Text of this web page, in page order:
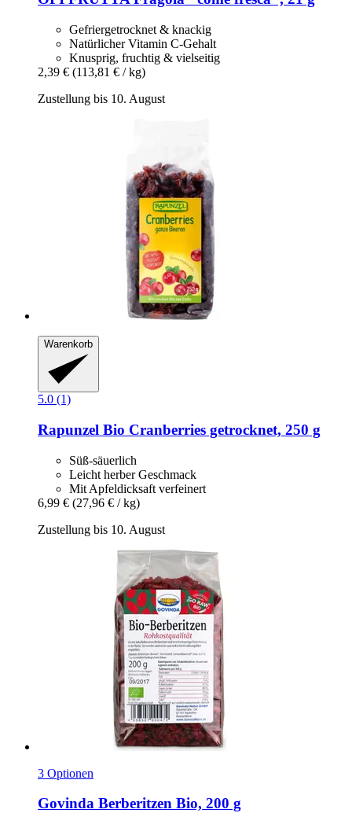
Gefriergetrocknet & knackig
Natürlicher Vitamin C-Gehalt
Knusprig, fruchtig & vielseitig
2,39 € (113,81 € / kg)
Zustellung bis 10. August
Warenkorb
5.0 (1)
Rapunzel Bio Cranberries getrocknet, 250 g
Süß-säuerlich
Leicht herber Geschmack
Mit Apfeldicksaft verfeinert
6,99 € (27,96 € / kg)
Zustellung bis 10. August
3 Optionen
Govinda Berberitzen Bio, 200 g